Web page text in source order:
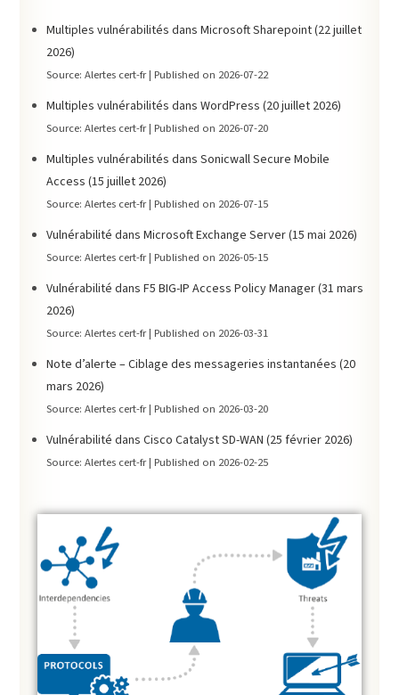
Multiples vulnérabilités dans Microsoft Sharepoint (22 juillet
2026)
Source: Alertes cert-fr Published on 2026-07-22
Multiples vulnérabilités dans WordPress (20 juillet 2026)
Source: Alertes cert-fr Published on 2026-07-20
Multiples vulnérabilités dans Sonicwall Secure Mobile
Access (15 juillet 2026)
Source: Alertes cert-fr Published on 2026-07-15
Vulnérabilité dans Microsoft Exchange Server (15 mai 2026)
Source: Alertes cert-fr Published on 2026-05-15
Vulnérabilité dans F5 BIG-IP Access Policy Manager (31 mars
2026)
Source: Alertes cert-fr Published on 2026-03-31
Note d’alerte – Ciblage des messageries instantanées (20
mars 2026)
Source: Alertes cert-fr Published on 2026-03-20
Vulnérabilité dans Cisco Catalyst SD-WAN (25 février 2026)
Source: Alertes cert-fr Published on 2026-02-25